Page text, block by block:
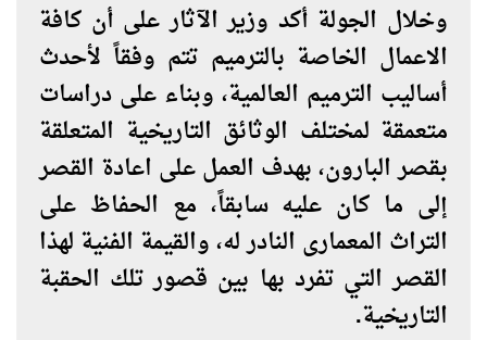
وخلال الجولة أكد وزير الآثار على أن كافة
الاعمال الخاصة بالترميم تتم وفقاً لأحدث
أساليب الترميم العالمية، وبناء على دراسات
متعمقة لمختلف الوثائق التاريخية المتعلقة
بقصر البارون، بهدف العمل على اعادة القصر
إلى ما كان عليه سابقاً، مع الحفاظ على
التراث المعمارى النادر له، والقيمة الفنية لهذا
القصر التي تفرد بها بين قصور تلك الحقبة
التاريخية.